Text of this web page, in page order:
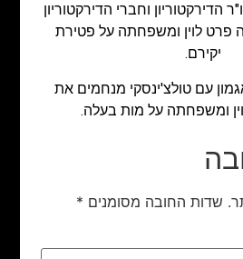
הדירקטוריון וחברי הדירקטוריון
פרט לוין ומשפחתה על פטירת
יקירם.
עם טולצ'ינסקי מנחמים את
ומשפחתה על מות בעלה.
שדות החובה מסומנים *